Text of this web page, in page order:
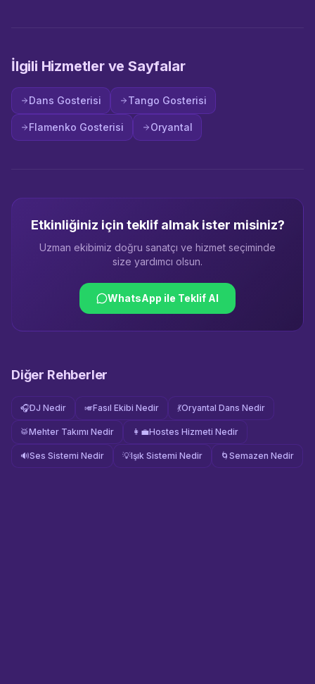
İlgili Hizmetler ve Sayfalar
Dans Gosterisi Tango Gosterisi
Flamenko Gosterisi Oryantal
Etkinliğiniz için teklif almak ister misiniz?
Uzman ekibimiz doğru sanatçı ve hizmet seçiminde
size yardımcı olsun.
WhatsApp ile Teklif Al
Diğer Rehberler
🎧DJ Nedir 🎺Fasıl Ekibi Nedir 💃Oryantal Dans Nedir
🥁Mehter Takımı Nedir 👩‍💼Hostes Hizmeti Nedir
🔊Ses Sistemi Nedir 💡Işık Sistemi Nedir 🌀 Semazen Nedir